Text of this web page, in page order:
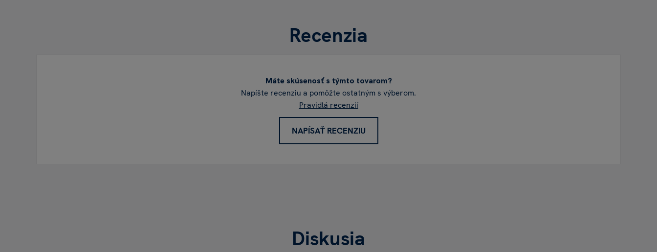
Recenzia
Máte skúsenosť s týmto tovarom?
Napíšte recenziu a pomôžte ostatným s výberom.
Pravidlá recenzií
NAPÍSAŤ RECENZIU
Diskusia